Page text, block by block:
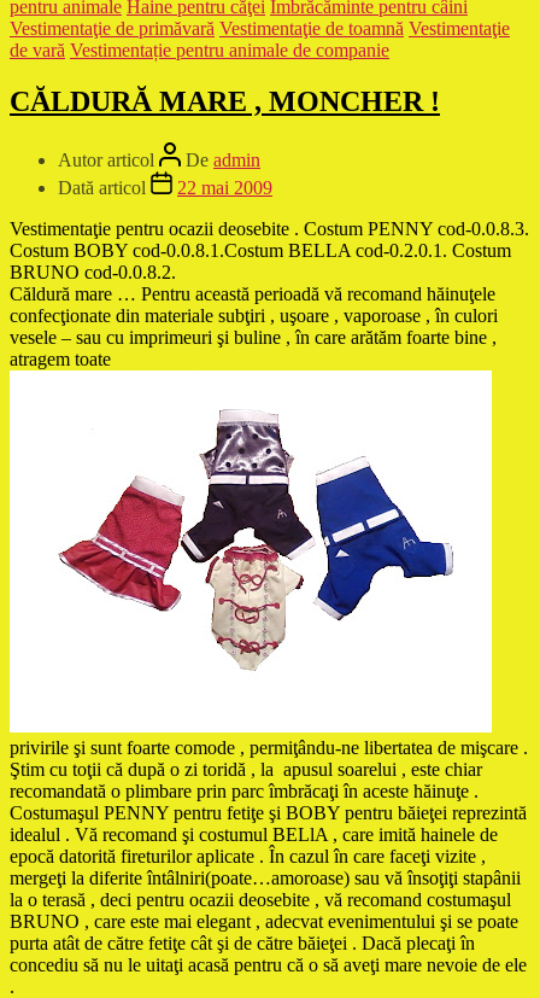
pentru animale Haine pentru căţei Îmbrăcăminte pentru câini
Vestimentaţie de primăvară Vestimentaţie de toamnă Vestimentaţie
de vară Vestimentație pentru animale de companie
CĂLDURĂ MARE , MONCHER !
Autor articol De admin
Dată articol
22 mai 2009
Vestimentaţie pentru ocazii deosebite . Costum PENNY cod-0.0.8.3.
Costum BOBY cod-0.0.8.1.Costum BELLA cod-0.2.0.1. Costum
BRUNO cod-0.0.8.2.
Căldură mare … Pentru această perioadă vă recomand hăinuţele
confecţionate din materiale subţiri , uşoare , vaporoase , în culori
vesele – sau cu imprimeuri şi buline , în care arătăm foarte bine ,
atragem toate
privirile şi sunt foarte comode , permiţându-ne libertatea de mişcare .
Ştim cu toţii că după o zi toridă , la apusul soarelui , este chiar
recomandată o plimbare prin parc îmbrăcaţi în aceste hăinuţe .
Costumaşul PENNY pentru fetiţe şi BOBY pentru băieţei reprezintă
idealul . Vă recomand şi costumul BELlA , care imită hainele de
epocă datorită fireturilor aplicate . În cazul în care faceţi vizite ,
mergeţi la diferite întâlniri(poate…amoroase) sau vă însoţiţi stapânii
la o terasă , deci pentru ocazii deosebite , vă recomand costumaşul
BRUNO , care este mai elegant , adecvat evenimentului şi se poate
purta atât de către fetiţe cât şi de către băieţei . Dacă plecaţi în
concediu să nu le uitaţi acasă pentru că o să aveţi mare nevoie de ele
.